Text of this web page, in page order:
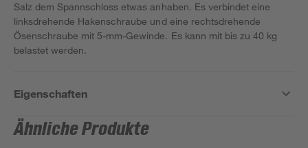
Salz dem Spannschloss etwas anhaben. Es verbindet eine
linksdrehende Hakenschraube und eine rechtsdrehende
Ösenschraube mit 5-mm-Gewinde. Es kann mit bis zu 40 kg
belastet werden.
Eigenschaften
Ähnliche Produkte